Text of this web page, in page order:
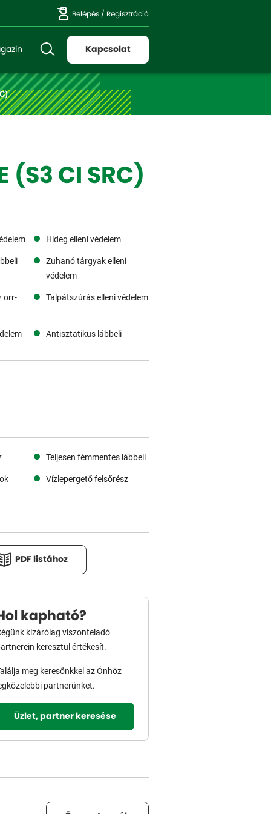
Belépés / Regisztráció
Kapcsolat
(S3 CI SRC)
Hideg elleni védelem
Zuhanó tárgyak elleni
védelem
orr-
Talpátszúrás elleni védelem
Antisztatikus lábbeli
Teljesen fémmentes lábbeli
Vízlepergető felsőrész
PDF listához
kapható?
kizárólag viszonteladó
keresztül értékesít.
meg keresőnkkel az Önhöz
partnerünket.
Üzlet, partner keresése